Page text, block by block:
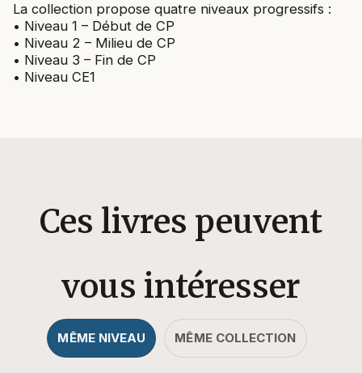
La collection propose quatre niveaux progressifs :
• Niveau 1 – Début de CP
• Niveau 2 – Milieu de CP
• Niveau 3 – Fin de CP
• Niveau CE1
Ces livres peuvent
vous intéresser
MÊME NIVEAU MÊME COLLECTION